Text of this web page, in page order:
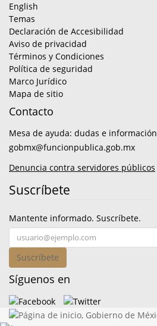
English
Temas
Declaración de Accesibilidad
Aviso de privacidad
Términos y Condiciones
Política de seguridad
Marco Jurídico
Mapa de sitio
Contacto
Mesa de ayuda: dudas e información
gobmx@funcionpublica.gob.mx
Denuncia contra servidores públicos
Suscríbete
Mantente informado. Suscríbete.
Suscríbete
Síguenos en